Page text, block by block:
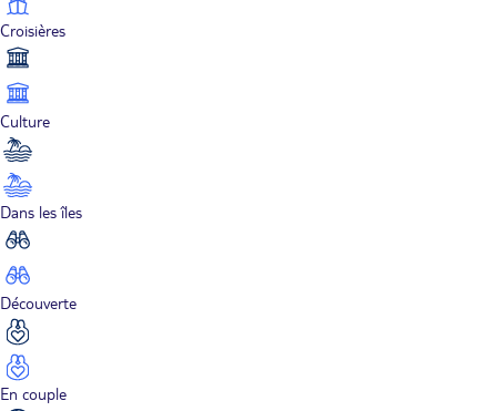
Croisières
Culture
Dans les îles
Découverte
En couple